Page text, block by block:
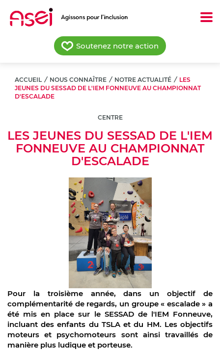
contenu
Soutenez notre action
ACCUEIL / NOUS CONNAÎTRE / NOTRE ACTUALITÉ / LES
JEUNES DU SESSAD DE L'IEM FONNEUVE AU CHAMPIONNAT
D'ESCALADE
CENTRE
LES JEUNES DU SESSAD DE L'IEM
FONNEUVE AU CHAMPIONNAT
D'ESCALADE
Pour la troisième année, dans un objectif de
complémentarité de regards, un groupe « escalade » a
été mis en place sur le SESSAD de l'IEM Fonneuve,
incluant des enfants du TSLA et du HM. Les objectifs
moteurs et psychomoteurs sont ainsi travaillés de
manière plus ludique et porteuse.